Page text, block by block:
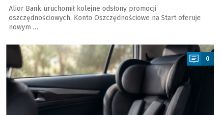
Alior Bank uruchomił kolejne odsłony promocji
oszczędnościowych. Konto Oszczędnościowe na Start oferuje
nowym …
a
0